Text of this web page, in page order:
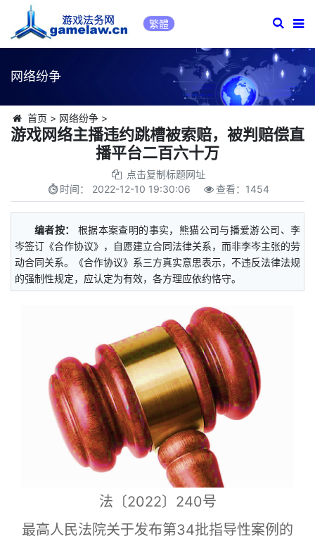
繁體
网络纷争
首页 > 网络纷争>
游戏网络主播违约跳槽被索赔，被判赔偿直
播平台二百六十万
点击复制标题网址
时间： 2022-12-10 19:30:06 查看： 1454
编者按：
根据本案查明的事实，熊猫公司与播爱游公司、李
岑签订《合作协议》，自愿建立合同法律关系，而非李岑主张的劳
动合同关系。《合作协议》系三方真实意思表示，不违反法律法规
的强制性规定，应认定为有效，各方理应依约恪守。
法〔2022〕240号
最高人民法院关于发布第34批指导性案例的